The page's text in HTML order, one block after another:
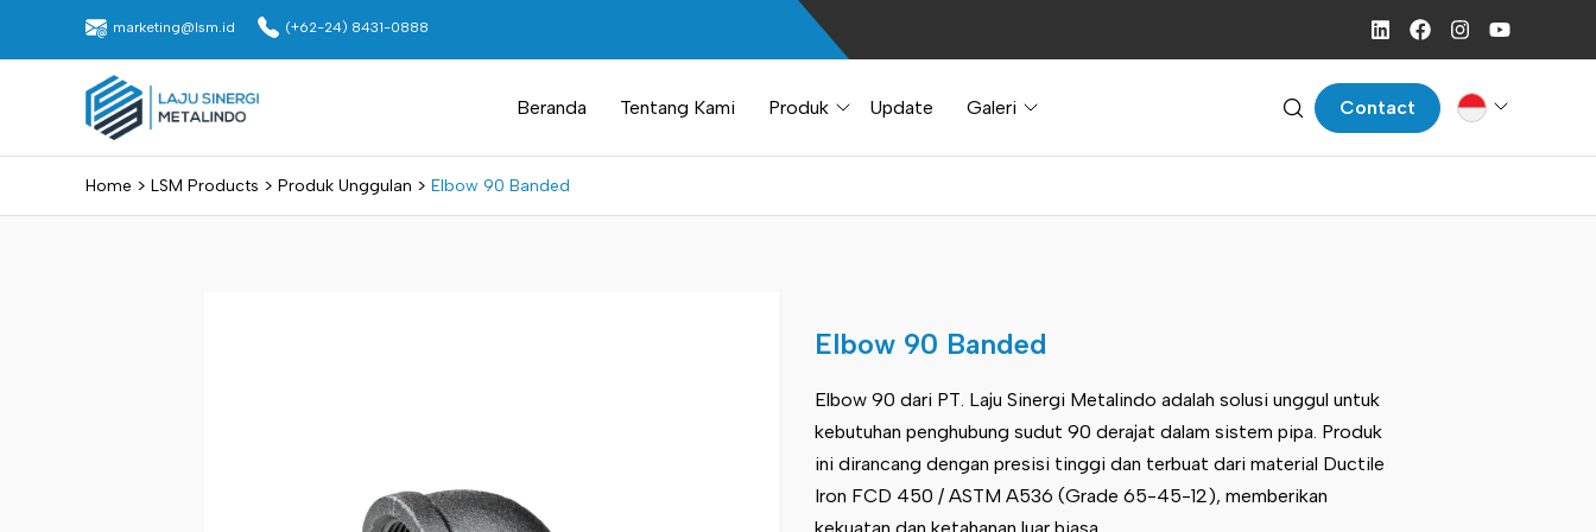
marketing@lsm.id (+62-24) 8431-0888
Beranda Tentang Kami Produk Update Galeri Contact
Home > LSM Products > Produk Unggulan > Elbow 90 Banded
Elbow 90 Banded
Elbow 90 dari PT. Laju Sinergi Metalindo adalah solusi unggul untuk
kebutuhan penghubung sudut 90 derajat dalam sistem pipa. Produk
ini dirancang dengan presisi tinggi dan terbuat dari material Ductile
Iron FCD 450 / ASTM A536 (Grade 65-45-12), memberikan